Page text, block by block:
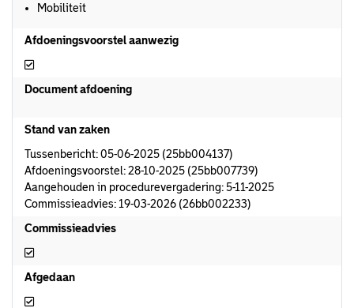
Mobiliteit
Afdoeningsvoorstel aanwezig
Afdoeningsvoorstel aanwezig
Document afdoening
Stand van zaken
Tussenbericht: 05-06-2025 (25bb004137)
Afdoeningsvoorstel: 28-10-2025 (25bb007739)
Aangehouden in procedurevergadering: 5-11-2025
Commissieadvies: 19-03-2026 (26bb002233)
Commissieadvies
Commissieadvies
Afgedaan
Afgedaan